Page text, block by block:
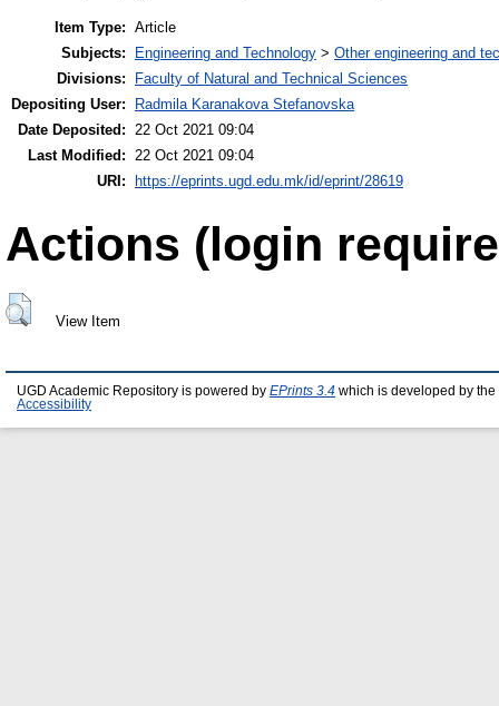
Item Type: Article
Subjects:
Engineering and Technology > Other engineering and
Divisions:
Faculty of Natural and Technical Sciences
Depositing User:
Radmila Karanakova Stefanovska
Date Deposited: 22 Oct 2021 09:04
Last Modified: 22 Oct 2021 09:04
URI:
https://eprints.ugd.edu.mk/id/eprint/28619
Actions (login
View Item
UGD Academic Repository is powered by EPrints 3.4 which is developed by the
Accessibility